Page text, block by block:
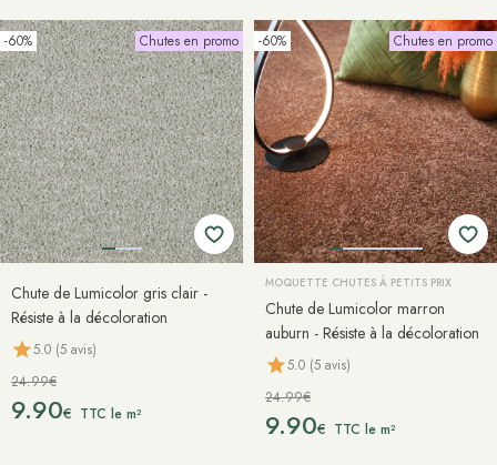
-60% Chutes en promo
Chute de Lumicolor gris clair -
Résiste à la décoloration
5.0 (5 avis)
24.99€
9.90€ TTC le m²
-60% Chutes en promo
MOQUETTE CHUTES À PETITS PRIX
Chute de Lumicolor marron
auburn - Résiste à la décoloration
5.0 (5 avis)
24.99€
9.90€ TTC le m²